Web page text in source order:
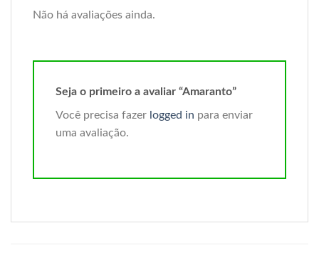
Não há avaliações ainda.
Seja o primeiro a avaliar “Amaranto”
Você precisa fazer logged in para enviar
uma avaliação.